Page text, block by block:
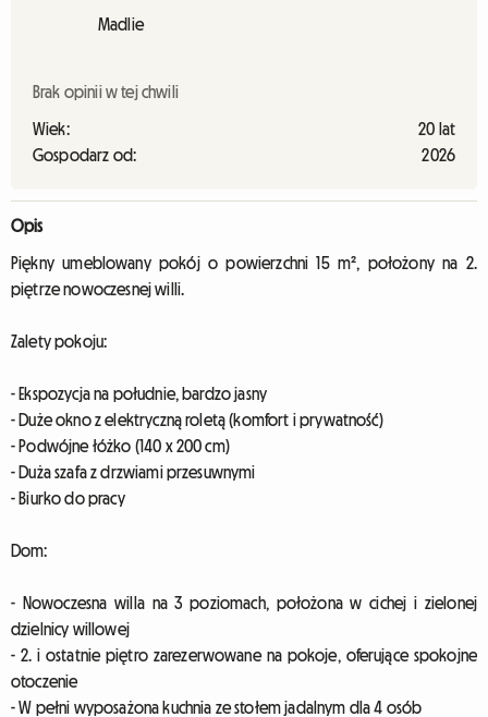
Madlie
Brak opinii w tej chwili
Wiek:
20 lat
Gospodarz od:
2026
Opis
Piękny umeblowany pokój o powierzchni 15 m², położony na 2.
piętrze nowoczesnej willi.
Zalety pokoju:
- Ekspozycja na południe, bardzo jasny
- Duże okno z elektryczną roletą (komfort i prywatność)
- Podwójne łóżko (140 x 200 cm)
- Duża szafa z drzwiami przesuwnymi
- Biurko do pracy
Dom:
- Nowoczesna willa na 3 poziomach, położona w cichej i zielonej
dzielnicy willowej
- 2. i ostatnie piętro zarezerwowane na pokoje, oferujące spokojne
otoczenie
- W pełni wyposażona kuchnia ze stołem jadalnym dla 4 osób